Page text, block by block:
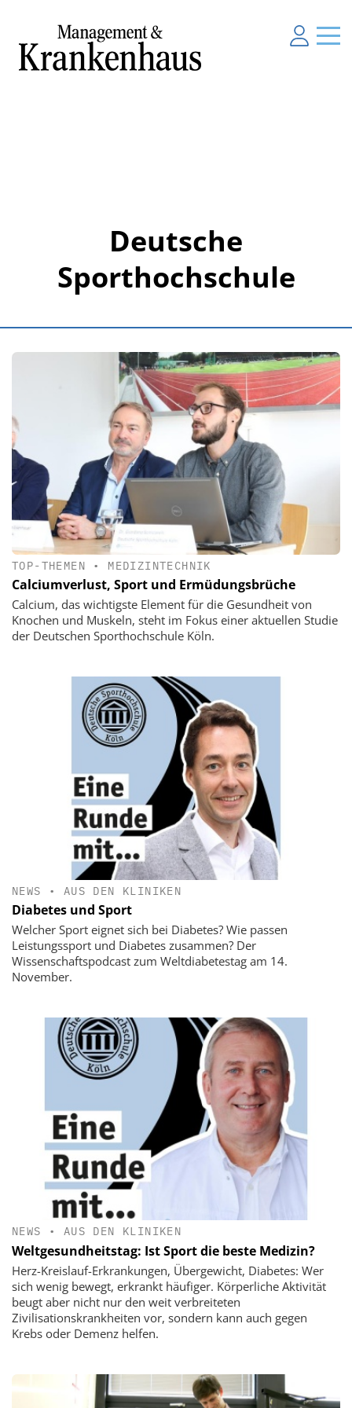
Deutsche
Sporthochschule
TOP-THEMEN • MEDIZINTECHNIK
Calciumverlust, Sport und Ermüdungsbrüche
Calcium, das wichtigste Element für die Gesundheit von
Knochen und Muskeln, steht im Fokus einer aktuellen Studie
der Deutschen Sporthochschule Köln.
NEWS • AUS DEN KLINIKEN
Diabetes und Sport
Welcher Sport eignet sich bei Diabetes? Wie passen
Leistungssport und Diabetes zusammen? Der
Wissenschaftspodcast zum Weltdiabetestag am 14.
November.
NEWS • AUS DEN KLINIKEN
Weltgesundheitstag: Ist Sport die beste Medizin?
Herz-Kreislauf-Erkrankungen, Übergewicht, Diabetes: Wer
sich wenig bewegt, erkrankt häufiger. Körperliche Aktivität
beugt aber nicht nur den weit verbreiteten
Zivilisationskrankheiten vor, sondern kann auch gegen
Krebs oder Demenz helfen.